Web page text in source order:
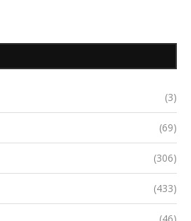
(3)
(69)
(306)
(433)
(46)